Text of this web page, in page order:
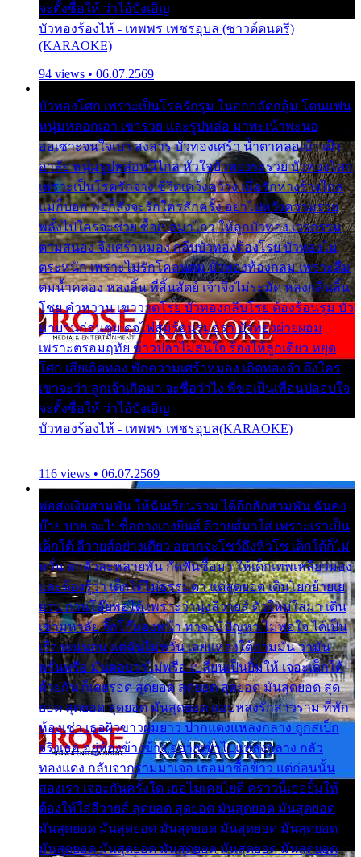
จะตั้งชื่อให้ ว่าไอ้บังเอิญ
บัวทองร้องไห้ - เทพพร เพชรอุบล (ซาวด์ดนตรี)
(KARAOKE)
94 views • 06.07.2569
บัวทองโศก เพราะเป็นโรครักรุม ในอกกลัดกลุ้ม โดนแฟน
หนุ่มหลอกเอา เขารวย และรูปหล่อ มาพะเน้าพะนอ
ออเซาะจนใจเบา สงสาร บัวทองเศร้า น้ำตาคลอเบ้า เฝ้า
อาลัย หนุ่มรูปหล่อหนีไกล หัวใจบัวทองระรวย บัวทองโศก
เพราะเป็นโรครักจาง ชีวิตเคว้งคว้าง เมื่อรักห่างร้างไกล
แม่ก็บอก พ่อก็สั่งจะรักใครสักครั้ง อย่าไปหวังความรวย
พลั้งไปใครจะช่วย ซื้อเปลมาไกว ให้ลูกบัวทอง เวรกรรม
ตามสนอง จึงเศร้าหมอง กลีบบัวทองต้องโรย บัวทองไม่
ตระหนัก เพราะไม่รักโคลนตม บัวทองท้องกลม เพราะลืม
ตมน้ำคลอง หลงลิ้น ที่สิ้นสัตย์ เจ้าจึงไม่ระมัด หลงกลิ่นลิ้น
โชย คำหวาน เขาวาดโรย บัวทองกลีบโรย ต้องร้อนรุม บัว
มาบานก่อนตูม ดุจไฟสุมร้อนรุมอุรา บัวทองผ่ายผอม
เพราะตรอมฤทัย ข้าวปลาไม่สนใจ ร้องไห้ลูกเดียว หยุด
โศก เสียเถิดทอง พักความเศร้าหมอง เถิดทองจ๋า ถึงใคร
เขาจะว่า ลูกเจ้าเกิดมา จะชื่อว่าไง พี่ขอเป็นเพื่อนปลอบใจ
จะตั้งชื่อให้ ว่าไอ้บังเอิญ
บัวทองร้องไห้ - เทพพร เพชรอุบล(KARAOKE)
116 views • 06.07.2569
พ่อส่งเงินสามพัน ให้ฉันเรียนราม ได้อีกสักสามพัน ฉันคง
บ๊าย บาย จะไปซื้อกางเกงยีนส์ ลีวายส์มาใส่ เพราะเราเป็น
เด็กใต้ ลีวายส์อย่างเดียว อยากจะโชว์ถึงหิวโซ เด็กใต้ก็ไม่
หวั่น ตกตัวละหลายพัน กัดฟันซื้อมา ให้เด็กเทพเหลียวมอง
และต้องรู้ว่า เด็กใต้ไม่ธรรมดา แต่สุดยอด เดินโยกย้ายเย
ยวน กวนโอ๊ยพอได้ เพราะว่านุ่งลีวายส์ ตัวใหม่ใส่มา เดิน
เข้ามหาลัย จิ๊กโก๊มองหน้า ท่าจะมีปัญหา ไม่พอใจ ได้เป็น
เรื่องแน่นอน แต่ฉันไม่หวั่น เลยแหลงใต้ถามมัน ว่ามัน
พรั่นพรือ มันตอบว่าไม่พรื่อ เปลี่ยนเป็นยิ้มให้ เจอะเด็กใต้
ด้วยกัน ก็เลยรอด สุดยอด สุดยอด สุดยอด มันสุดยอด สุด
ยอด สุดยอด สุดยอด มันสุดยอด แอบหลงรักสาวราม ที่พัก
ห้องเช่า เธอผิวขาวผมยาว ปากแดงแหลงกลาง ถูกสเป็ก
จริงเธอ อยู่ห้องข้างข้าง อยากเข้าไปแหลงกลาง กลัว
ทองแดง กลับจากรามมาเจอ เธอมาซื้อข้าว แต่ก่อนนั้น
สองเรา เจอะกันครั้งใด เธอไม่เคยไยดี คราวนี้เธอยิ้มให้
ต้องให้ใส่ลีวายส์ สุดยอด สุดยอด มันสุดยอด มันสุดยอด
มันสุดยอด มันสุดยอด มันสุดยอด มันสุดยอด มันสุดยอด
มันสุดยอด มันสุดยอด มันสุดยอด มันสุดยอด มันสุดยอด